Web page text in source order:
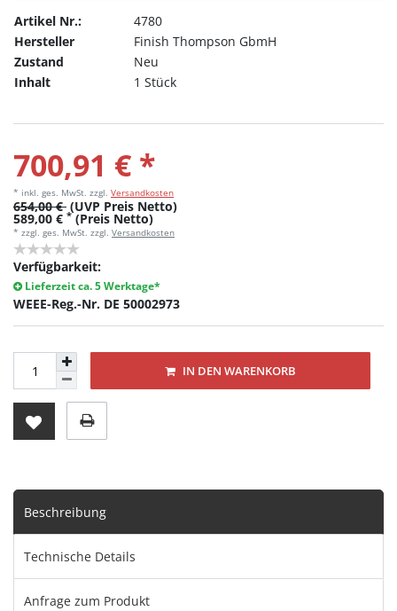
Artikel Nr.:
4780
Hersteller
Finish Thompson GbmH
Zustand
Neu
Inhalt
1 Stück
700,91 € *
* inkl. ges. MwSt. zzgl. Versandkosten
654,00 € (UVP Preis Netto)
589,00 € * (Preis Netto)
* zzgl. ges. MwSt. zzgl. Versandkosten
Verfügbarkeit:
Lieferzeit ca. 5 Werktage*
WEEE-Reg.-Nr. DE 50002973
IN DEN WARENKORB
Beschreibung
Technische Details
Anfrage zum Produkt